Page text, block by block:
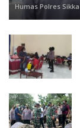
Humas Polres Sikka